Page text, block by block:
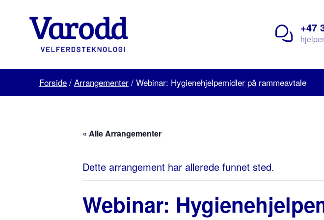
Velferdsteknologi
+47
Forside / Arrangementer / Webinar: Hygienehjelpemidler på rammeavtale
« Alle Arrangementer
Dette arrangement har allerede funnet sted.
Webinar: